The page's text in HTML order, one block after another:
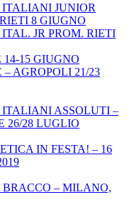
JUNIOR
8 GIUGNO
JR PROM. RIETI
14-15 GIUGNO
AGROPOLI 21/23
ASSOLUTI –
26/28 LUGLIO
IN FESTA! – 16
BRACCO – MILANO,